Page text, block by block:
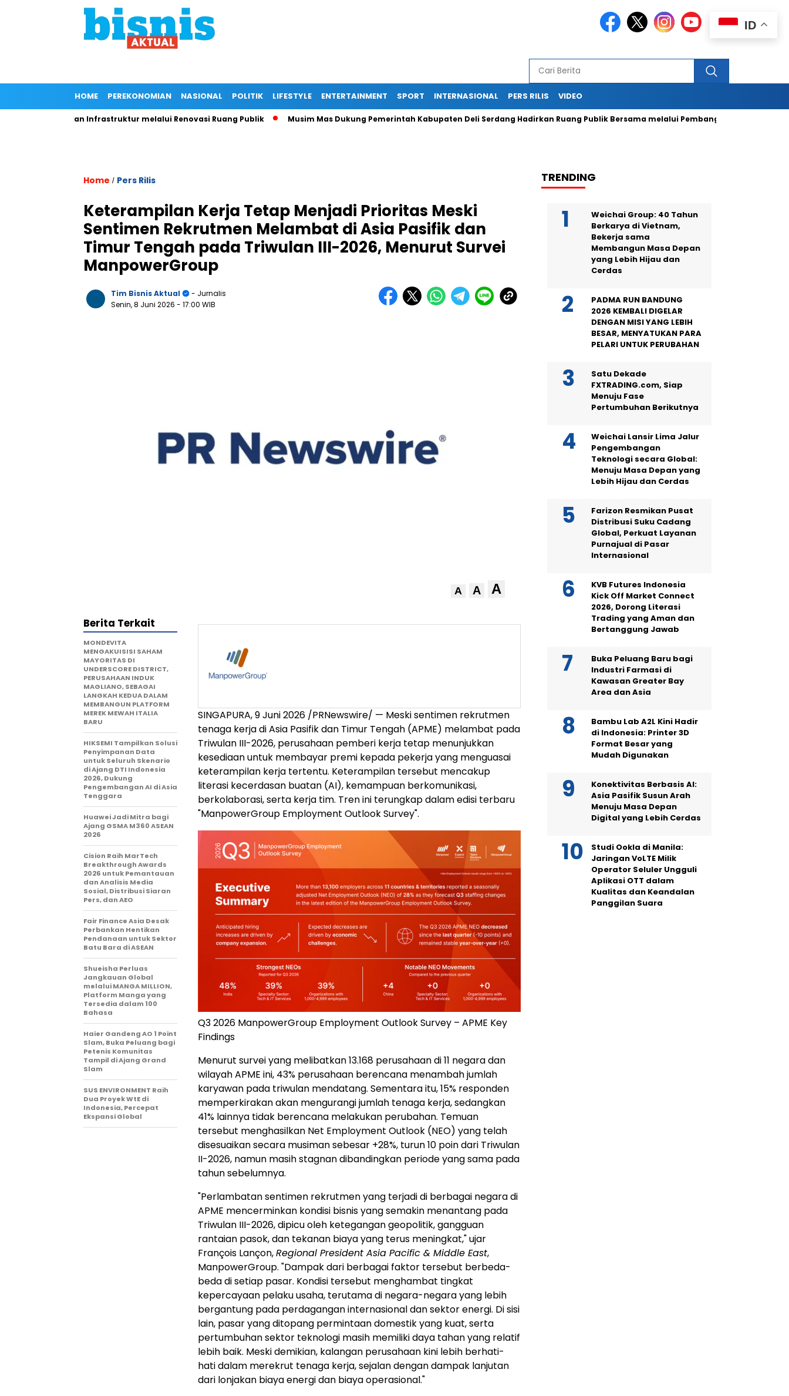
HOME PEREKONOMIAN NASIONAL POLITIK LIFESTYLE ENTERTAINMENT SPORT INTERNASIONAL PERS RILIS VIDEO
Perbaikan Infrastruktur melalui Renovasi Ruang Publik Musim Mas Dukung Pemerintah Kabupaten Deli Serdang Hadirkan Ruang Publik Bersama melalui Pembangunan Alun-Alun
Home / Pers Rilis
Keterampilan Kerja Tetap Menjadi Prioritas Meski
Sentimen Rekrutmen Melambat di Asia Pasifik dan
Timur Tengah pada Triwulan III-2026, Menurut Survei
ManpowerGroup
Tim Bisnis Aktual
- Jurnalis
Senin, 8 Juni 2026 - 17:00 WIB
A A A
SINGAPURA, 9 Juni 2026 /PRNewswire/ — Meski sentimen rekrutmen
tenaga kerja di Asia Pasifik dan Timur Tengah (APME) melambat pada
Triwulan III-2026, perusahaan pemberi kerja tetap menunjukkan
kesediaan untuk membayar premi kepada pekerja yang menguasai
keterampilan kerja tertentu. Keterampilan tersebut mencakup
literasi kecerdasan buatan (AI), kemampuan berkomunikasi,
berkolaborasi, serta kerja tim. Tren ini terungkap dalam edisi terbaru
"ManpowerGroup Employment Outlook Survey".
Q3 2026 ManpowerGroup Employment Outlook Survey – APME Key
Findings
Menurut survei yang melibatkan 13.168 perusahaan di 11 negara dan
wilayah APME ini, 43% perusahaan berencana menambah jumlah
karyawan pada triwulan mendatang. Sementara itu, 15% responden
memperkirakan akan mengurangi jumlah tenaga kerja, sedangkan
41% lainnya tidak berencana melakukan perubahan. Temuan
tersebut menghasilkan Net Employment Outlook (NEO) yang telah
disesuaikan secara musiman sebesar +28%, turun 10 poin dari Triwulan
II-2026, namun masih stagnan dibandingkan periode yang sama pada
tahun sebelumnya.
"Perlambatan sentimen rekrutmen yang terjadi di berbagai negara di
APME mencerminkan kondisi bisnis yang semakin menantang pada
Triwulan III-2026, dipicu oleh ketegangan geopolitik, gangguan
rantaian pasok, dan tekanan biaya yang terus meningkat," ujar
François Lançon,Regional President Asia Pacific & Middle East,
ManpowerGroup. "Dampak dari berbagai faktor tersebut berbeda-
beda di setiap pasar. Kondisi tersebut menghambat tingkat
kepercayaan pelaku usaha, terutama di negara-negara yang lebih
bergantung pada perdagangan internasional dan sektor energi. Di sisi
lain, pasar yang ditopang permintaan domestik yang kuat, serta
pertumbuhan sektor teknologi masih memiliki daya tahan yang relatif
lebih baik. Meski demikian, kalangan perusahaan kini lebih berhati-
hati dalam merekrut tenaga kerja, sejalan dengan dampak lanjutan
dari lonjakan biaya energi dan biaya operasional."
Berita Terkait
MONDEVITA
MENGAKUISISI SAHAM
MAYORITAS DI
UNDERSCORE DISTRICT,
PERUSAHAAN INDUK
MAGLIANO, SEBAGAI
LANGKAH KEDUA DALAM
MEMBANGUN PLATFORM
MEREK MEWAH ITALIA
BARU
HIKSEMI Tampilkan Solusi
Penyimpanan Data
untuk Seluruh Skenario
di Ajang DTI Indonesia
2026, Dukung
Pengembangan AI di Asia
Tenggara
Huawei Jadi Mitra bagi
Ajang GSMA M360 ASEAN
2026
Cision Raih MarTech
Breakthrough Awards
2026 untuk Pemantauan
dan Analisis Media
Sosial, Distribusi Siaran
Pers, dan AEO
Fair Finance Asia Desak
Perbankan Hentikan
Pendanaan untuk Sektor
Batu Bara di ASEAN
Shueisha Perluas
Jangkauan Global
melalui MANGA MILLION,
Platform Manga yang
Tersedia dalam 100
Bahasa
Haier Gandeng AO 1 Point
Slam, Buka Peluang bagi
Petenis Komunitas
Tampil di Ajang Grand
Slam
SUS ENVIRONMENT Raih
Dua Proyek WtE di
Indonesia, Percepat
Ekspansi Global
TRENDING
Weichai Group: 40 Tahun
Berkarya di Vietnam,
Bekerja sama
Membangun Masa Depan
yang Lebih Hijau dan
Cerdas
PADMA RUN BANDUNG
2026 KEMBALI DIGELAR
DENGAN MISI YANG LEBIH
BESAR, MENYATUKAN PARA
PELARI UNTUK PERUBAHAN
Satu Dekade
FXTRADING.com, Siap
Menuju Fase
Pertumbuhan Berikutnya
Weichai Lansir Lima Jalur
Pengembangan
Teknologi secara Global:
Menuju Masa Depan yang
Lebih Hijau dan Cerdas
Farizon Resmikan Pusat
Distribusi Suku Cadang
Global, Perkuat Layanan
Purnajual di Pasar
Internasional
KVB Futures Indonesia
Kick Off Market Connect
2026, Dorong Literasi
Trading yang Aman dan
Bertanggung Jawab
Buka Peluang Baru bagi
Industri Farmasi di
Kawasan Greater Bay
Area dan Asia
Bambu Lab A2L Kini Hadir
di Indonesia: Printer 3D
Format Besar yang
Mudah Digunakan
Konektivitas Berbasis AI:
Asia Pasifik Susun Arah
Menuju Masa Depan
Digital yang Lebih Cerdas
Studi Ookla di Manila:
Jaringan VoLTE Milik
Operator Seluler Ungguli
Aplikasi OTT dalam
Kualitas dan Keandalan
Panggilan Suara
ID